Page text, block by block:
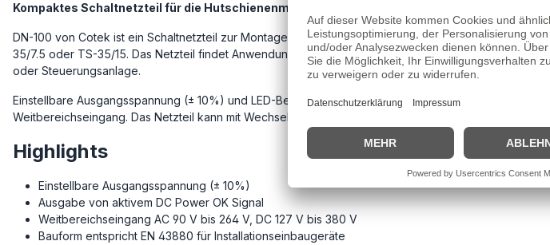
Kompaktes Schaltnetzteil für die Hutschienenmontage
DN-100 von Cotek ist ein Schaltnetzteil zur Montage auf Hutschiene oder Sammelschiene (DIN Rail)
35/7.5 oder TS-35/15. Das Netzteil findet Anwendung in geschlossenen Verteilergehäusen wie
oder Steuerungsanlage.
Einstellbare Ausgangsspannung (± 10%) und LED-Betriebsanzeige. Hohe Energieeffizienz und
Weitbereichseingang. Das Netzteil kann mit Wechselstrom oder Gleichstrom betrieben werden.
Highlights
Einstellbare Ausgangsspannung (± 10%)
Ausgabe von aktivem DC Power OK Signal
Weitbereichseingang AC 90 V bis 264 V, DC 127 V bis 380 V
Bauform entspricht EN 43880 für Installationseinbaugeräte